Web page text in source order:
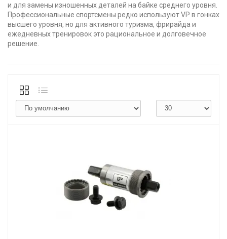
и для замены изношенных деталей на байке среднего уровня.
Профессиональные спортсмены редко используют VP в гонках
высшего уровня, но для активного туризма, фрирайда и
ежедневных тренировок это рациональное и долговечное
решение.